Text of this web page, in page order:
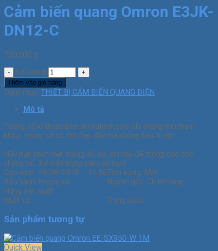
Cảm biến quang Omron E3JK-
DN12-C
720.000 ₫
Số lượng
Thêm vào giỏ hàng
Danh mục: THIẾT BỊ CẢM BIẾN QUANG ĐIỆN
Mô tả
Thông số kĩ thuật trên ducvutech.com chỉ mang tính tham
khảo, thông số có thể thay đổi mà không báo trước.
Nếu bạn phát hiện thông số sai xin hãy để thông báo cho
chúng tôi. Xin trân trọng cảm ơn bạn!
Cập nhật: 19/06/2018 – 11:56Tình trạng: Mới
Bảo hành: Không có Nguồn gốc: Chính hãng
Hãng sản xuất
Xuất xứ
Trung Quốc
Sản phẩm tương tự
Quick View